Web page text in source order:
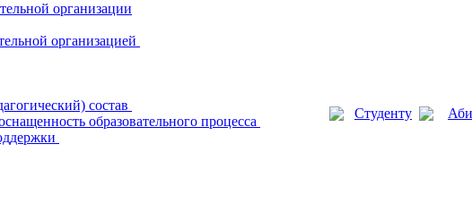
организации
организацией
состав
образовательного процесса
Студенту